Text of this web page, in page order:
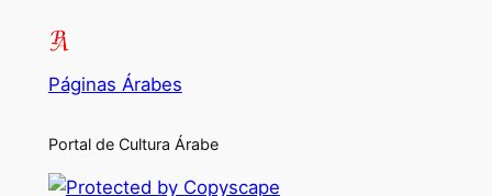
Páginas Árabes
Portal de Cultura Árabe